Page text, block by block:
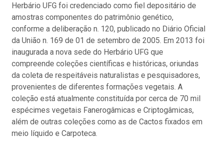
Herbário UFG foi credenciado como fiel depositário de
amostras componentes do patrimônio genético,
conforme a deliberação n. 120, publicado no Diário Oficial
da União n. 169 de 01 de setembro de 2005. Em 2013 foi
inaugurada a nova sede do Herbário UFG que
compreende coleções científicas e históricas, oriundas
da coleta de respeitáveis naturalistas e pesquisadores,
provenientes de diferentes formações vegetais. A
coleção está atualmente constituída por cerca de 70 mil
espécimes vegetais Fanerogâmicas e Criptogâmicas,
além de outras coleções como as de Cactos fixados em
meio líquido e Carpoteca.